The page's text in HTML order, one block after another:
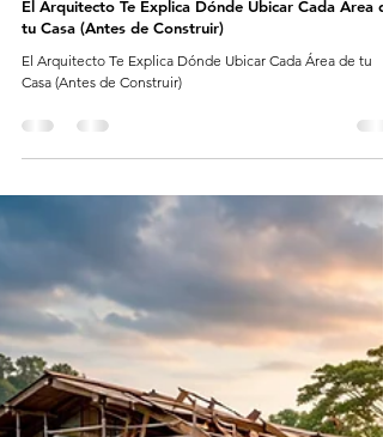
El Arquitecto Te Explica Dónde Ubicar Cada Área
tu Casa (Antes de Construir)
El Arquitecto Te Explica Dónde Ubicar Cada Área de tu
Casa (Antes de Construir)